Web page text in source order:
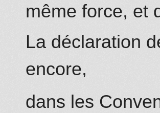
même force, et
La déclaration
encore,
dans les